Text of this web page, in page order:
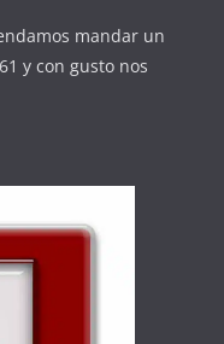
mandar un
y con gusto nos